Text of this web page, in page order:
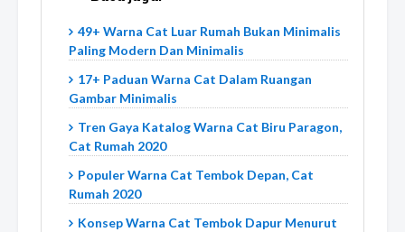
49+ Warna Cat Luar Rumah Bukan Minimalis
Paling Modern Dan Minimalis
17+ Paduan Warna Cat Dalam Ruangan
Gambar Minimalis
Tren Gaya Katalog Warna Cat Biru Paragon,
Cat Rumah 2020
Populer Warna Cat Tembok Depan, Cat
Rumah 2020
Konsep Warna Cat Tembok Dapur Menurut